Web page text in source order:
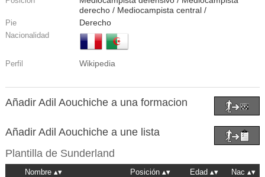
derecho / Mediocampista central /
Pie Derecho
Nacionalidad
Perfil Wikipedia
Añadir Adil Aouchiche a una formacion
Añadir Adil Aouchiche a une lista
Plantilla de Sunderland
Nombre Posición Edad
Nac